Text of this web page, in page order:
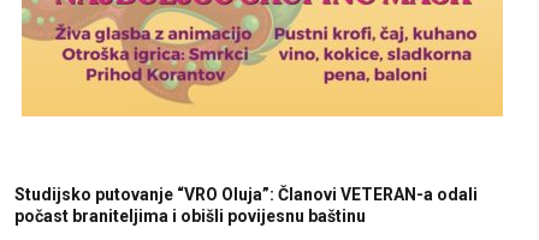
Studijsko putovanje “VRO Oluja”: Članovi VETERAN-a odali
počast braniteljima i obišli povijesnu baštinu